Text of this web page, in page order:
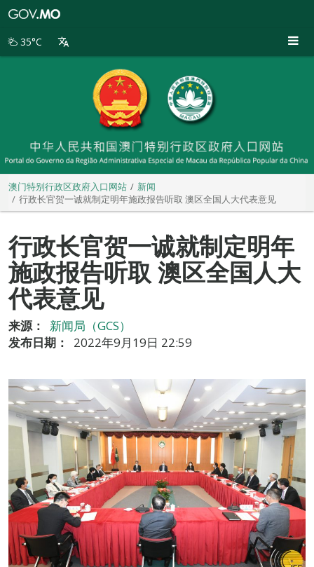
别
35°C
澳门特别行政区政府入口网站
新闻
行政长官贺一诚就制定明年施政报告听取 澳区全国人大代表意见
行政长官贺一诚就制定明年
施政报告听取 澳区全国人大
代表意见
来源：
新闻局（GCS）
发布日期：
2022年9月19日 22:59